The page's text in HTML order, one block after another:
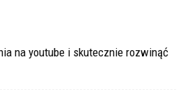
na youtube i skutecznie rozwinąć